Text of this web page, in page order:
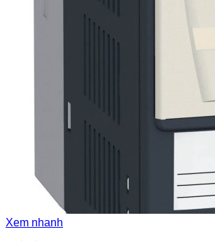
Xem nhanh